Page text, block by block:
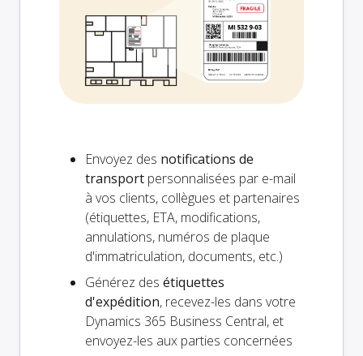
Envoyez des notifications de
transport personnalisées par e-mail
à vos clients, collègues et partenaires
(étiquettes, ETA, modifications,
annulations, numéros de plaque
d'immatriculation, documents, etc.)
Générez des étiquettes
d'expédition, recevez-les dans votre
Dynamics 365 Business Central, et
envoyez-les aux parties concernées